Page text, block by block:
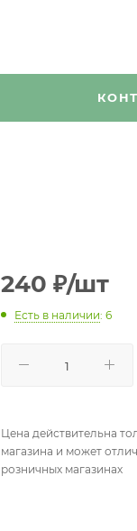
240 ₽/шт
Есть в наличии: 6
Цена действительна
магазина и может
розничных магазинах